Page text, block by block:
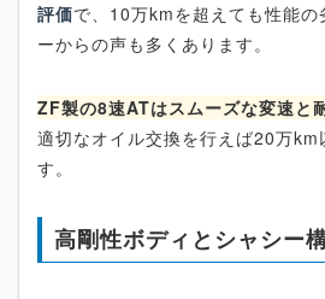
評価で、10万kmを超えても性能
ーからの声も多くあります。
ZF製の8速ATはスムーズな変速と
適切なオイル交換を行えば20万km
す。
高剛性ボディとシャシー